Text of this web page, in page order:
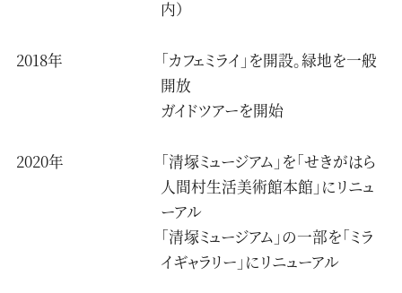
内）
2018年
「カフェミライ」を開設。緑地を一般
開放
ガイドツアーを開始
2020年
「清塚ミュージアム」を「せきがはら
人間村生活美術館本館」にリニュ
ーアル
「清塚ミュージアム」の一部を「ミラ
イギャラリー」にリニューアル